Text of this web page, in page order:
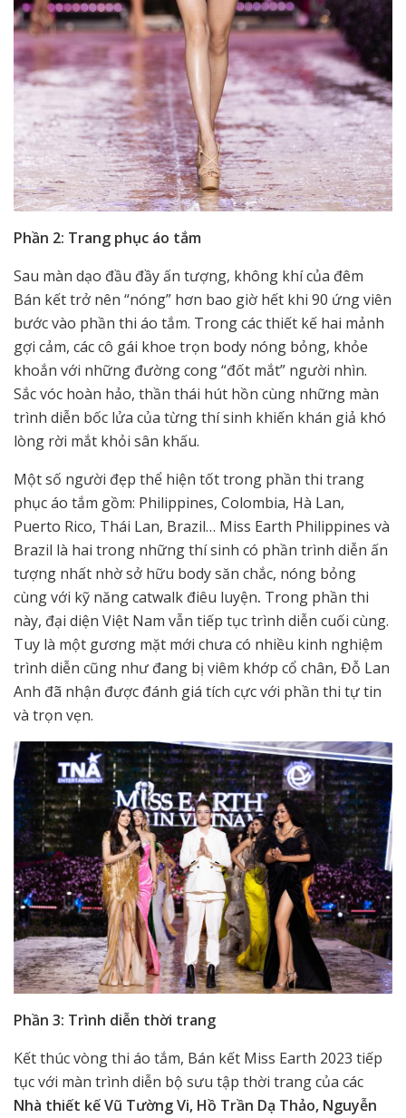
Phần 2: Trang phục áo tắm
Sau màn dạo đầu đầy ấn tượng, không khí của đêm
Bán kết trở nên “nóng” hơn bao giờ hết khi 90 ứng viên
bước vào phần thi áo tắm. Trong các thiết kế hai mảnh
gợi cảm, các cô gái khoe trọn body nóng bỏng, khỏe
khoắn với những đường cong “đốt mắt” người nhìn.
Sắc vóc hoàn hảo, thần thái hút hồn cùng những màn
trình diễn bốc lửa của từng thí sinh khiến khán giả khó
lòng rời mắt khỏi sân khấu.
Một số người đẹp thể hiện tốt trong phần thi trang
phục áo tắm gồm: Philippines, Colombia, Hà Lan,
Puerto Rico, Thái Lan, Brazil… Miss Earth Philippines và
Brazil là hai trong những thí sinh có phần trình diễn ấn
tượng nhất nhờ sở hữu body săn chắc, nóng bỏng
cùng với kỹ năng catwalk điêu luyện. Trong phần thi
này, đại diện Việt Nam vẫn tiếp tục trình diễn cuối cùng.
Tuy là một gương mặt mới chưa có nhiều kinh nghiệm
trình diễn cũng như đang bị viêm khớp cổ chân, Đỗ Lan
Anh đã nhận được đánh giá tích cực với phần thi tự tin
và trọn vẹn.
Phần 3: Trình diễn thời trang
Kết thúc vòng thi áo tắm, Bán kết Miss Earth 2023 tiếp
tục với màn trình diễn bộ sưu tập thời trang của các
Nhà thiết kế Vũ Tường Vi, Hồ Trần Dạ Thảo, Nguyễn